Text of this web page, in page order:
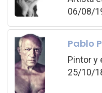
06/08/
Pablo
Pintor y
25/10/